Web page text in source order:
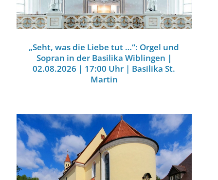
„Seht, was die Liebe tut …“: Orgel und
Sopran in der Basilika Wiblingen |
02.08.2026 | 17:00 Uhr | Basilika St.
Martin